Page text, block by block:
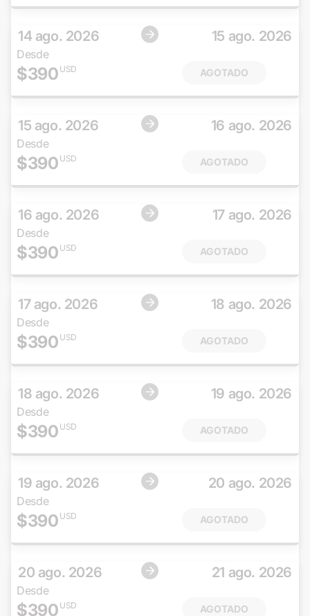
14 ago. 2026 15 ago. 2026
Desde
$390 USD AGOTADO
15 ago. 2026 16 ago. 2026
Desde
$390 USD AGOTADO
16 ago. 2026 17 ago. 2026
Desde
$390 USD AGOTADO
17 ago. 2026 18 ago. 2026
Desde
$390 USD AGOTADO
18 ago. 2026 19 ago. 2026
Desde
$390 USD AGOTADO
19 ago. 2026 20 ago. 2026
Desde
$390 USD AGOTADO
20 ago. 2026 21 ago. 2026
Desde
$390 USD AGOTADO